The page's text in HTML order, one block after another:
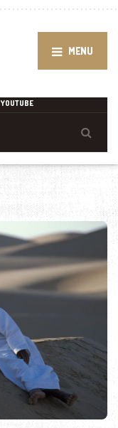
MENU
YOUTUBE